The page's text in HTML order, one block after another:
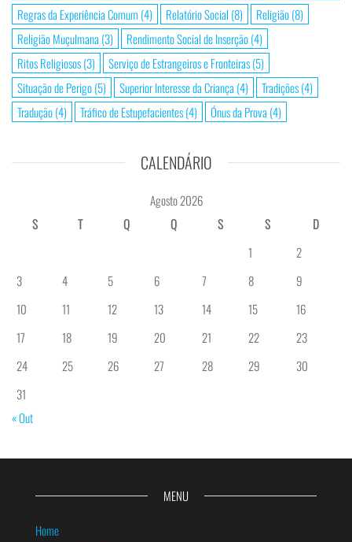
Regras da Experiência Comum (4) Relatório Social (8) Religião(8)
Religião Muçulmana (3) Rendimento Social de Inserção(4)
Ritos Religiosos(3) Serviço de Estrangeiros e Fronteiras(5)
Situação de Perigo(5) Superior Interesse da Criança (4) Tradições(4)
Tradução(4) Tráfico de Estupefacientes(4) Ónus da Prova (4)
CALENDÁRIO
Agosto 2026
S
T Q Q S S
D
1
2
3
4 5 6 7 8
9
10
11 12 13 14 15
16
17
18 19 20 21 22
23
24
25 26 27 28 29
30
31
« Out
MENU
Home